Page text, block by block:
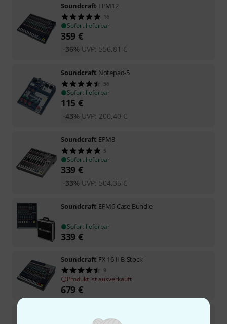
Soundcraft EPM12
16
Sofort lieferbar
359 €
UVP: 556,81 €
-36%
Soundcraft Notepad-5
56
Sofort lieferbar
115 €
UVP: 200,40 €
-43%
Soundcraft EPM8
5
Sofort lieferbar
339 €
UVP: 504,36 €
-33%
Soundcraft EPM6 Case Bundle
Sofort lieferbar
339 €
Soundcraft FX 16 II B-Stock
9
Produkt ist ausverkauft
679 €